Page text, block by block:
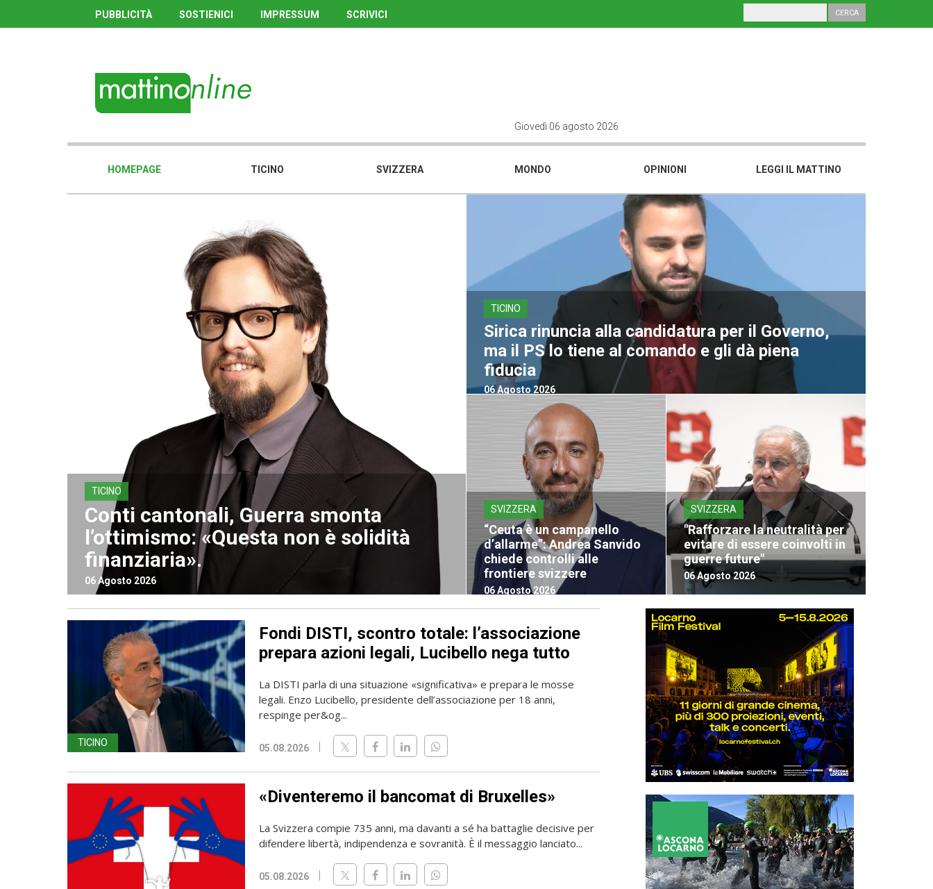
PUBBLICITÀ SOSTIENICI IMPRESSUM SCRIVICI
Giovedì 06 agosto 2026
HOMEPAGE TICINO SVIZZERA MONDO OPINIONI LEGGI IL MATTINO
TICINO
Conti cantonali, Guerra smonta
l’ottimismo: «Questa non è solidità
finanziaria».
06 Agosto 2026
TICINO
Sirica rinuncia alla candidatura per il Governo,
ma il PS lo tiene al comando e gli dà piena
fiducia
06 Agosto 2026
SVIZZERA
“Ceuta è un campanello
d’allarme”: Andrea Sanvido
chiede controlli alle
frontiere svizzere
06 Agosto 2026
SVIZZERA
"Rafforzare la neutralità per
evitare di essere coinvolti in
guerre future"
06 Agosto 2026
TICINO
Fondi DISTI, scontro totale: l’associazione
prepara azioni legali, Lucibello nega tutto
La DISTI parla di una situazione «significativa» e prepara le mosse
legali. Enzo Lucibello, presidente dell’associazione per 18 anni,
respinge per&og...
05.08.2026
«Diventeremo il bancomat di Bruxelles»
La Svizzera compie 735 anni, ma davanti a sé ha battaglie decisive per
difendere libertà, indipendenza e sovranità. È il messaggio lanciato...
05.08.2026